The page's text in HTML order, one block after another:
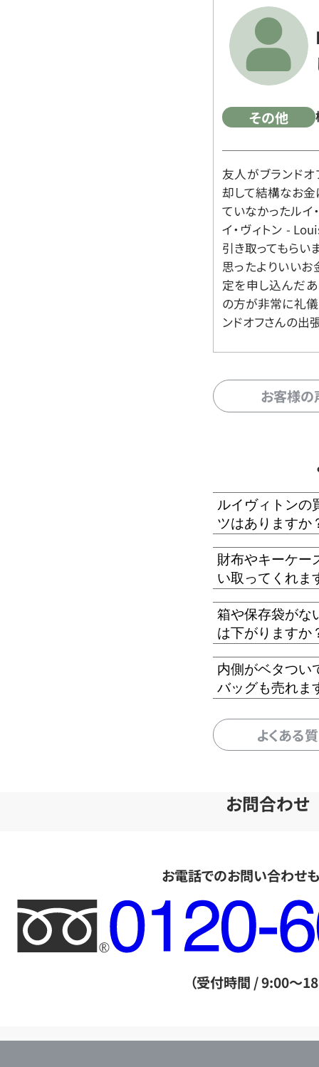
その他
友人がブランド
却して結構なお金
ていなかったルイ
イ・ヴィトン -
引き取ってもらい
思ったよりいいお
定を申し込んだ
の方が非常に礼儀
ンドオフさんの出
お客様
ルイヴィトンの
ツはありますか
財布やキーケー
い取ってくれま
箱や保存袋がな
は下がりますか
内側がベタつい
バッグも売れま
よくある
お問合わせ
お電話でのお問い合わせ
フ
リ
ー
ル
（受付時間 / 9:00～